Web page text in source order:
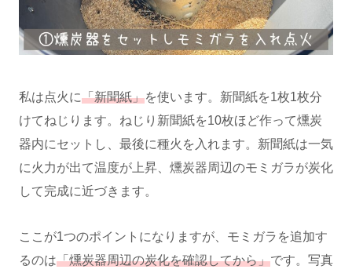
私は点火に「新聞紙」を使います。新聞紙を1枚1枚分
けてねじります。ねじり新聞紙を10枚ほど作って燻炭
器内にセットし、最後に種火を入れます。新聞紙は一気
に火力が出て温度が上昇、燻炭器周辺のモミガラが炭化
して完成に近づきます。
ここが1つのポイントになりますが、モミガラを追加す
るのは「燻炭器周辺の炭化を確認してから」です。写真